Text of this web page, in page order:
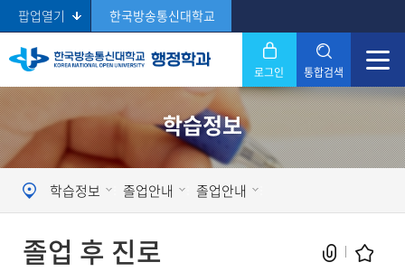
팝업열기 한국방송통신대학교
로그인 통합검색
Search 닫기
학습정보
학습정보 졸업안내 졸업안내
졸업 후 진로